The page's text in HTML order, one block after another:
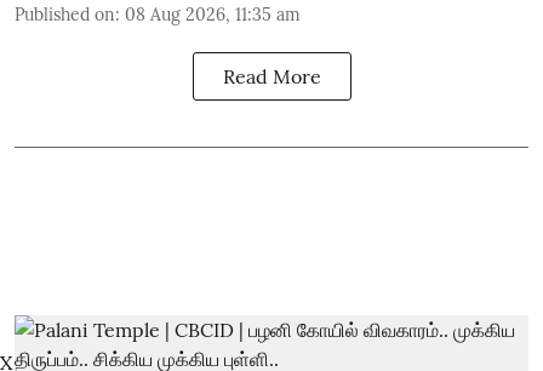
Published on: 08 Aug 2026, 11:35 am
Read More
X